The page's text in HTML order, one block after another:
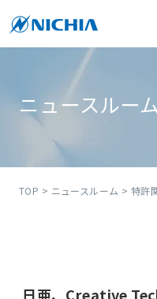
ニュースルーム
TOP > ニュースルーム > 特許
日亜、Creative